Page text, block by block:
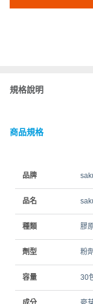
規格說明
商品規格
品牌
品名
種類 膠
劑型 粉劑
容量 30